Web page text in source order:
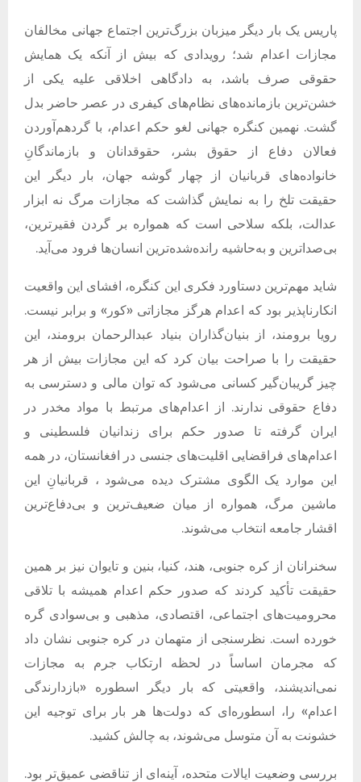
پاریس یک‌ بار دیگر میزبان بزرگ‌ترین اجتماع جهانی مخالفان
مجازات اعدام شد؛ رویدادی که بیش از آنکه یک همایش
حقوقی صرف باشد، به دادگاهی اخلاقی علیه یکی از
خشن‌ترین بازمانده‌های نظام‌های کیفری در عصر حاضر بدل
گشت. نهمین کنگره جهانی لغو حکم اعدام، با گردهم‌آوردن
فعالان دفاع از حقوق بشر، حقوقدانان و بازماندگانِ
خانواده‌های قربانیان از چهار گوشه جهان، بار دیگر این
حقیقت تلخ را به نمایش گذاشت که مجازات مرگ نه ابزار
عدالت، بلکه سلاحی است که همواره بر گردن فقیرترین،
بی‌صداترین و به‌حاشیه‌ رانده‌شده‌ترین انسان‌ها فرود می‌آید.
شاید مهم‌ترین دستاورد فکری این کنگره، افشای این واقعیت
انکارناپذیر بود که اعدام هرگز مجازاتی «کور » و برابر نیست.
رویا برومند، از بنیان‌گذاران بنیاد عبدالرحمان برومند، این
حقیقت را با صراحت بیان کرد که این مجازات بیش از هر
چیز گریبان‌گیر کسانی می‌شود که توان مالی و دسترسی به
دفاع حقوقی ندارند.
از اعدام‌های مرتبط با مواد مخدر در
ایران گرفته تا صدور حکم برای زندانیان فلسطینی و
اعدام‌های فراقضایی اقلیت‌های جنسی در افغانستان، در همه
این موارد یک الگوی مشترک دیده می‌شود ، قربانیانِ این
ماشین مرگ، همواره از میان ضعیف‌ترین و بی‌دفاع‌ترین
اقشار جامعه انتخاب می‌شوند.
سخنرانان از کره جنوبی، هند، کنیا، بنین و تایوان نیز بر همین
حقیقت تأکید کردند که صدور حکم اعدام همیشه با تلاقی
محرومیت‌های اجتماعی، اقتصادی، مذهبی و بی‌سوادی گره
خورده است. نظرسنجی از متهمان در کره جنوبی نشان داد
که مجرمان اساساً در لحظه ارتکاب جرم به مجازات
نمی‌اندیشند، واقعیتی که بار دیگر اسطوره «بازدارندگی
اعدام» را، اسطوره‌ای که دولت‌ها هر بار برای توجیه این
خشونت به آن متوسل می‌شوند، به چالش کشید.
بررسی وضعیت ایالات متحده، آینه‌ای از تناقضی عمیق‌تر بود.